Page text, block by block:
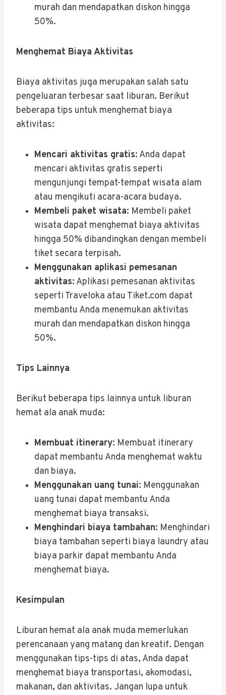
murah dan mendapatkan diskon hingga
50%.
Menghemat Biaya Aktivitas
Biaya aktivitas juga merupakan salah satu
pengeluaran terbesar saat liburan. Berikut
beberapa tips untuk menghemat biaya
aktivitas:
Mencari aktivitas gratis: Anda dapat
mencari aktivitas gratis seperti
mengunjungi tempat-tempat wisata alam
atau mengikuti acara-acara budaya.
Membeli paket wisata: Membeli paket
wisata dapat menghemat biaya aktivitas
hingga 50% dibandingkan dengan membeli
tiket secara terpisah.
Menggunakan aplikasi pemesanan
aktivitas: Aplikasi pemesanan aktivitas
seperti Traveloka atau Tiket.com dapat
membantu Anda menemukan aktivitas
murah dan mendapatkan diskon hingga
50%.
Tips Lainnya
Berikut beberapa tips lainnya untuk liburan
hemat ala anak muda:
Membuat itinerary: Membuat itinerary
dapat membantu Anda menghemat waktu
dan biaya.
Menggunakan uang tunai: Menggunakan
uang tunai dapat membantu Anda
menghemat biaya transaksi.
Menghindari biaya tambahan: Menghindari
biaya tambahan seperti biaya laundry atau
biaya parkir dapat membantu Anda
menghemat biaya.
Kesimpulan
Liburan hemat ala anak muda memerlukan
perencanaan yang matang dan kreatif. Dengan
menggunakan tips-tips di atas, Anda dapat
menghemat biaya transportasi, akomodasi,
makanan, dan aktivitas. Jangan lupa untuk